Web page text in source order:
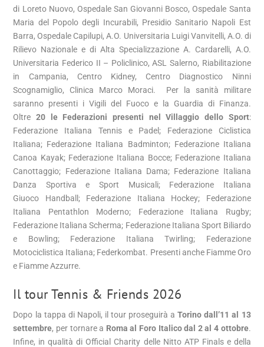
di Loreto Nuovo, Ospedale San Giovanni Bosco, Ospedale Santa
Maria del Popolo degli Incurabili, Presidio Sanitario Napoli Est
Barra, Ospedale Capilupi, A.O. Universitaria Luigi Vanvitelli, A.O. di
Rilievo Nazionale e di Alta Specializzazione A. Cardarelli, A.O.
Universitaria Federico II – Policlinico, ASL Salerno, Riabilitazione
in Campania, Centro Kidney, Centro Diagnostico Ninni
Scognamiglio, Clinica Marco Moraci. Per la sanità militare
saranno presenti i Vigili del Fuoco e la Guardia di Finanza.
Oltre20 le Federazioni presenti nel Villaggio dello Sport:
Federazione Italiana Tennis e Padel; Federazione Ciclistica
Italiana; Federazione Italiana Badminton; Federazione Italiana
Canoa Kayak; Federazione Italiana Bocce; Federazione Italiana
Canottaggio; Federazione Italiana Dama; Federazione Italiana
Danza Sportiva e Sport Musicali; Federazione Italiana
Giuoco Handball; Federazione Italiana Hockey; Federazione
Italiana Pentathlon Moderno; Federazione Italiana Rugby;
Federazione Italiana Scherma; Federazione Italiana Sport Biliardo
e Bowling; Federazione Italiana Twirling; Federazione
Motociclistica Italiana; Federkombat. Presenti anche Fiamme Oro
e Fiamme Azzurre.
Il tour Tennis & Friends 2026
Dopo la tappa di Napoli, il tour proseguirà aTorino dall’11 al 13
settembre, per tornare a Roma al Foro Italico dal 2 al 4 ottobre.
Infine, in qualità di Official Charity delle Nitto ATP Finals e della